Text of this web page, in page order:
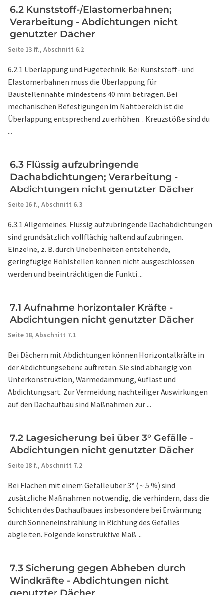
6.2 Kunststoff-/Elastomerbahnen;
Verarbeitung - Abdichtungen nicht
genutzter Dächer
Seite 13 ff., Abschnitt 6.2
6.2.1 Überlappung und Fügetechnik. Bei Kunststoff- und
Elastomerbahnen muss die Überlappung für
Baustellennähte mindestens 40 mm betragen. Bei
mechanischen Befestigungen im Nahtbereich ist die
Überlappung entsprechend zu erhöhen. . Kreuzstöße sind du
...
6.3 Flüssig aufzubringende
Dachabdichtungen; Verarbeitung -
Abdichtungen nicht genutzter Dächer
Seite 16 f., Abschnitt 6.3
6.3.1 Allgemeines. Flüssig aufzubringende Dachabdichtungen
sind grundsätzlich vollflächig haftend aufzubringen.
Einzelne, z. B. durch Unebenheiten entstehende,
geringfügige Hohlstellen können nicht ausgeschlossen
werden und beeinträchtigen die Funkti ...
7.1 Aufnahme horizontaler Kräfte -
Abdichtungen nicht genutzter Dächer
Seite 18, Abschnitt 7.1
Bei Dächern mit Abdichtungen können Horizontalkräfte in
der Abdichtungsebene auftreten. Sie sind abhängig von
Unterkonstruktion, Wärmedämmung, Auflast und
Abdichtungsart. Zur Vermeidung nachteiliger Auswirkungen
auf den Dachaufbau sind Maßnahmen zur ...
7.2 Lagesicherung bei über 3° Gefälle -
Abdichtungen nicht genutzter Dächer
Seite 18 f., Abschnitt 7.2
Bei Flächen mit einem Gefälle über 3° ( ~ 5 %) sind
zusätzliche Maßnahmen notwendig, die verhindern, dass die
Schichten des Dachaufbaues insbesondere bei Erwärmung
durch Sonneneinstrahlung in Richtung des Gefälles
abgleiten. Folgende konstruktive Maß ...
7.3 Sicherung gegen Abheben durch
Windkräfte - Abdichtungen nicht